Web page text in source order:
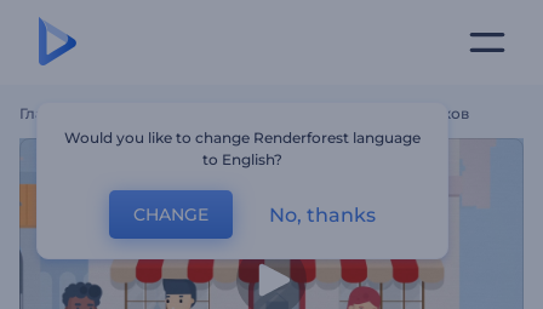
Главная Промо Для Организатора Праздников
Would you like to change Renderforest language
to English?
CHANGE No, thanks